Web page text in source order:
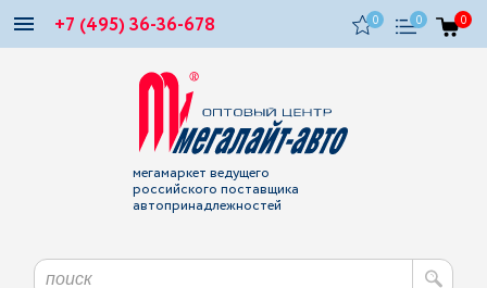
+7 (495) 36-36-678 0 0 0
мегамаркет ведущего
российского поставщика
автопринадлежностей